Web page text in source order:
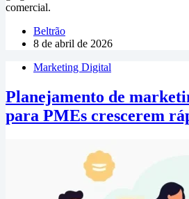
comercial.
Beltrão
8 de abril de 2026
Marketing Digital
Planejamento de
para PMEs crescerem